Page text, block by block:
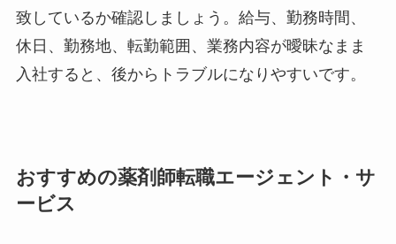
致しているか確認しましょう。給与、勤務時間、
休日、勤務地、転勤範囲、業務内容が曖昧なまま
入社すると、後からトラブルになりやすいです。
おすすめの薬剤師転職エージェント・サ
ービス